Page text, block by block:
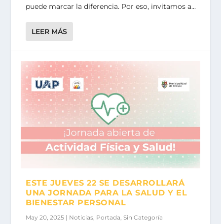
puede marcar la diferencia. Por eso, invitamos a...
LEER MÁS
ESTE JUEVES 22 SE DESARROLLARÁ
UNA JORNADA PARA LA SALUD Y EL
BIENESTAR PERSONAL
May 20, 2025 | Noticias Portada ,Sin Categoría